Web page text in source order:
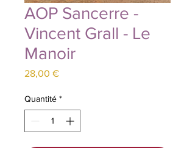
AOP Sancerre -
Vincent Grall - Le
Manoir
28,00 €Prix
Quantité *